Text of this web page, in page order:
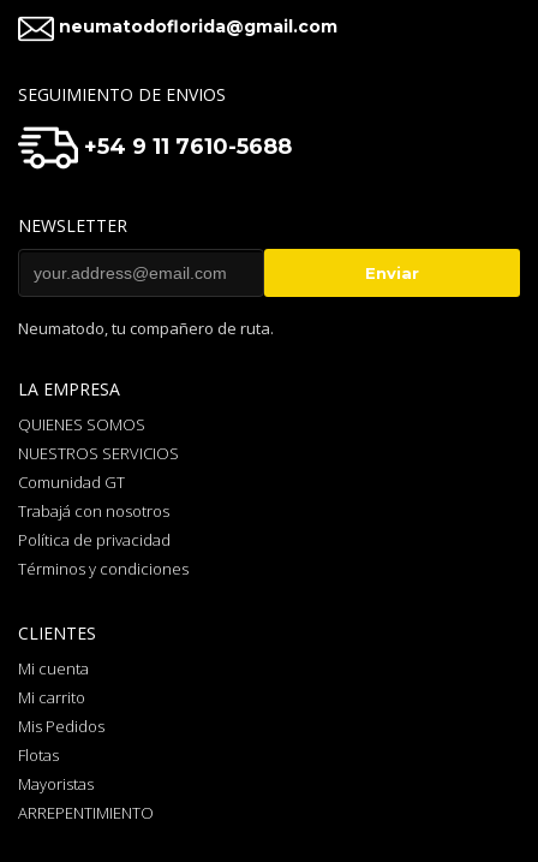
neumatodoflorida@gmail.com
SEGUIMIENTO DE ENVIOS
+54 9 11 7610-5688
NEWSLETTER
Neumatodo, tu compañero de ruta.
LA EMPRESA
QUIENES SOMOS
NUESTROS SERVICIOS
Comunidad GT
Trabajá con nosotros
Política de privacidad
Términos y condiciones
CLIENTES
Mi cuenta
Mi carrito
Mis Pedidos
Flotas
Mayoristas
ARREPENTIMIENTO